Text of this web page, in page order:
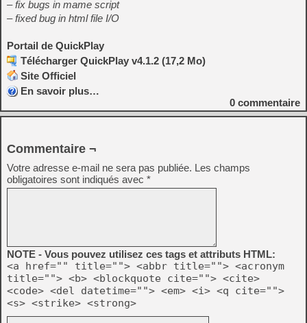
– fix bugs in mame script
– fixed bug in html file I/O
Portail de QuickPlay
Télécharger QuickPlay v4.1.2 (17,2 Mo)
Site Officiel
En savoir plus…
0 commentaire
Commentaire ¬
Votre adresse e-mail ne sera pas publiée. Les champs
obligatoires sont indiqués avec *
NOTE - Vous pouvez utilisez ces tags et attributs HTML:
<a href="" title=""> <abbr title=""> <acronym
title=""> <b> <blockquote cite=""> <cite>
<code> <del datetime=""> <em> <i> <q cite="">
<s> <strike> <strong>